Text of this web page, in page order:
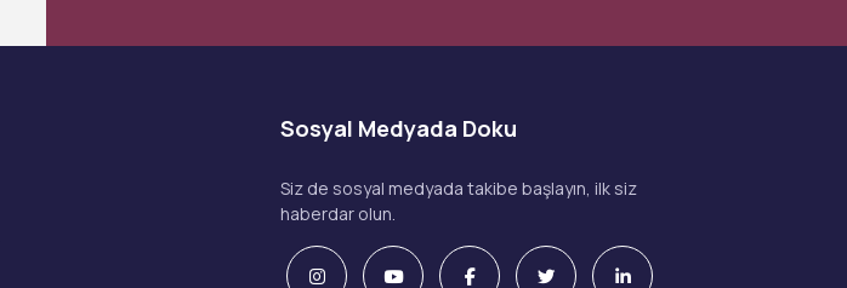
Sosyal Medyada Doku
Siz de sosyal medyada takibe başlayın, ilk siz
haberdar olun.